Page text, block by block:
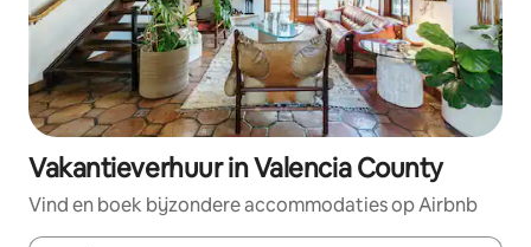
Vakantieverhuur in Valencia County
Vind en boek bijzondere accommodaties op Airbnb